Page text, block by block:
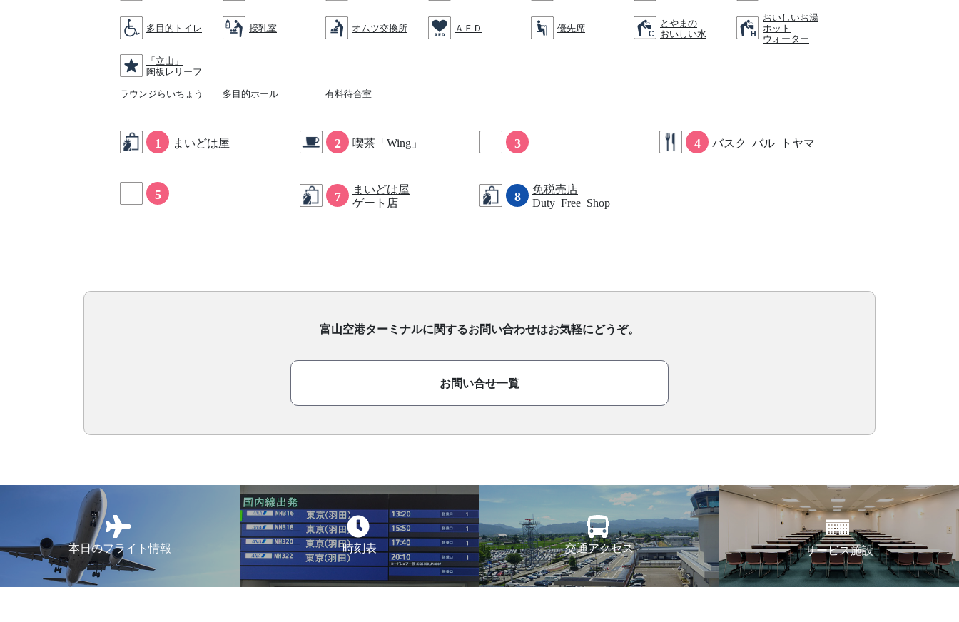
多目的トイレ 授乳室 オムツ交換所 ＡＥＤ 優先席
とやまの
おいしい水
おいしいお湯
ホット
ウォーター
「立山」
陶板レリーフ
ラウンジらいちょう 多目的ホール 有料待合室
1 まいどは屋 2 喫茶「Wing」 3 4 バスク バル トヤマ
5 7
まいどは屋
ゲート店
8
免税売店
Duty Free Shop
富山空港ターミナルに関するお問い合わせはお気軽にどうぞ。
お問い合せ一覧
本日のフライト情報 時刻表 交通アクセス サービス施設